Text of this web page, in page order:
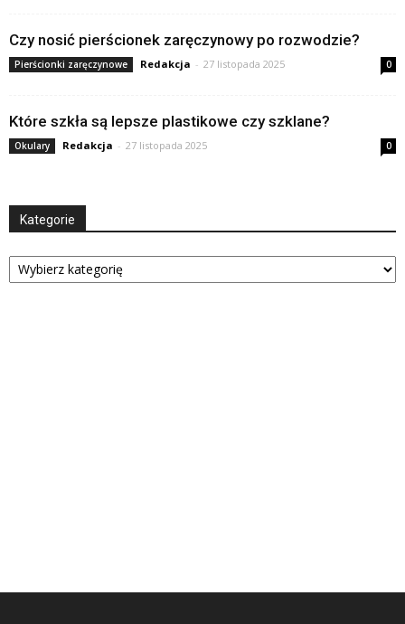
Czy nosić pierścionek zaręczynowy po rozwodzie?
Pierścionki zaręczynowe Redakcja - 27 listopada 2025 0
Które szkła są lepsze plastikowe czy szklane?
Okulary Redakcja - 27 listopada 2025 0
Kategorie
Kategorie